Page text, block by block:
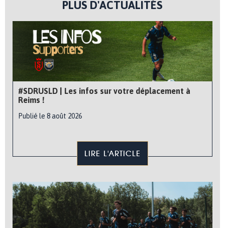
PLUS D'ACTUALITÉS
#SDRUSLD | Les infos sur votre déplacement à
Reims !
Publié le 8 août 2026
LIRE L'ARTICLE